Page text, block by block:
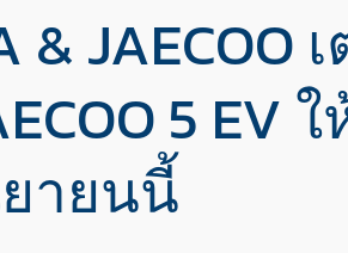
& JAECOO
5 EV
ายนนี้